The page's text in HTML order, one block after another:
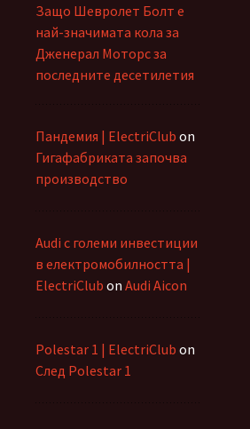
Защо Шевролет Болт е
най-значимата кола за
Дженерал Моторс за
последните десетилетия
Пандемия | ElectriClub on
Гигафабриката започва
производство
Audi с големи инвестиции
в електромобилността |
ElectriClub on Audi Aicon
Polestar 1 | ElectriClub on
След Polestar 1